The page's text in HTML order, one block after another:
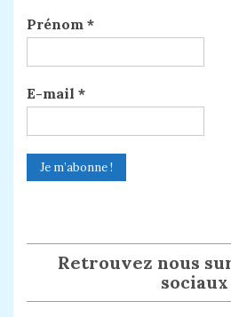
Prénom *
E-mail *
Retrouvez nous
sociaux